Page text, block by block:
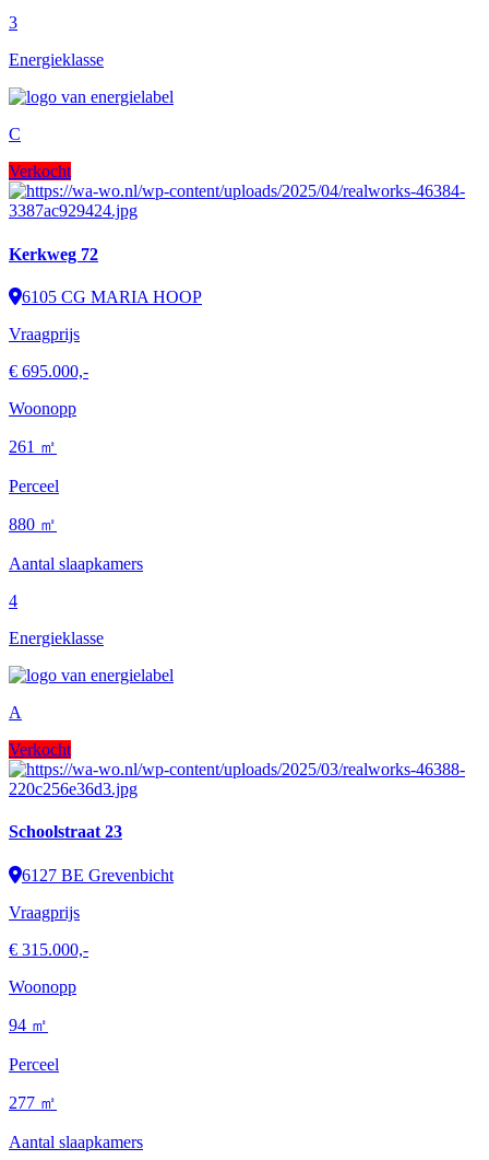
3
Energieklasse
C
Verkocht
Kerkweg 72
6105 CG MARIA HOOP
Vraagprijs
€ 695.000,-
Woonopp
261 ㎡
Perceel
880 ㎡
Aantal slaapkamers
4
Energieklasse
A
Verkocht
Schoolstraat 23
6127 BE Grevenbicht
Vraagprijs
€ 315.000,-
Woonopp
94 ㎡
Perceel
277 ㎡
Aantal slaapkamers